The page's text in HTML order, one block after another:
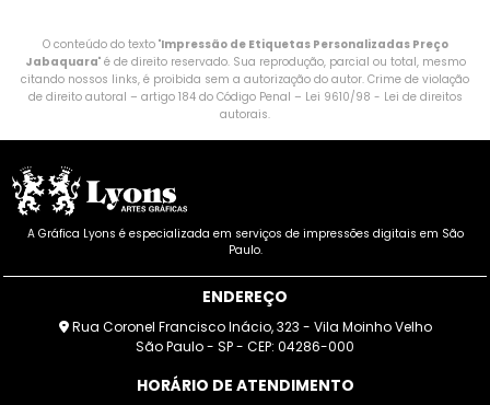
O conteúdo do texto "Impressão de Etiquetas Personalizadas Preço
Jabaquara" é de direito reservado. Sua reprodução, parcial ou total, mesmo
citando nossos links, é proibida sem a autorização do autor. Crime de violação
de direito autoral – artigo 184 do Código Penal – Lei 9610/98 - Lei de direitos
autorais.
A Gráfica Lyons é especializada em serviços de impressões digitais em São
Paulo.
ENDEREÇO
Rua Coronel Francisco Inácio, 323 - Vila Moinho Velho
São Paulo - SP - CEP: 04286-000
HORÁRIO DE ATENDIMENTO